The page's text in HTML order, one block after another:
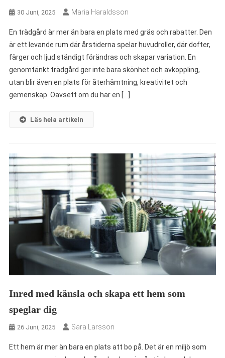
30 Juni, 2025 Maria Haraldsson
En trädgård är mer än bara en plats med gräs och rabatter. Den
är ett levande rum där årstiderna spelar huvudroller, där dofter,
färger och ljud ständigt förändras och skapar variation. En
genomtänkt trädgård ger inte bara skönhet och avkoppling,
utan blir även en plats för återhämtning, kreativitet och
gemenskap. Oavsett om du har en […]
Läs hela artikeln
Inred med känsla och skapa ett hem som
speglar dig
26 Juni, 2025 Sara Larsson
Ett hem är mer än bara en plats att bo på. Det är en miljö som